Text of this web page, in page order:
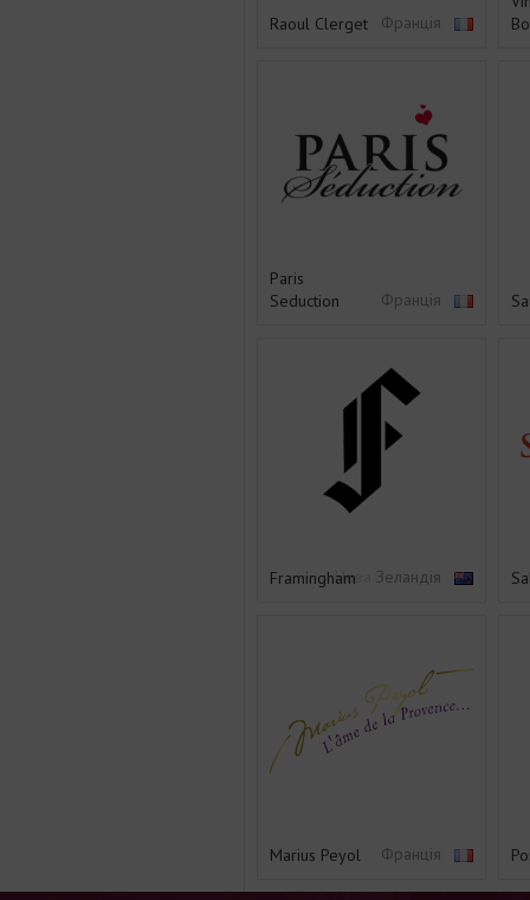
Raoul Clerget Франція
Paris
Seduction
Франція
FraminghamНова Зеландія
Marius Peyol Франція